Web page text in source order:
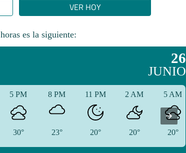
VER HOY
es la siguiente:
26
JUNIO
5 PM
30°
8 PM
23°
11 PM
20°
2 AM
20°
5 AM
20°